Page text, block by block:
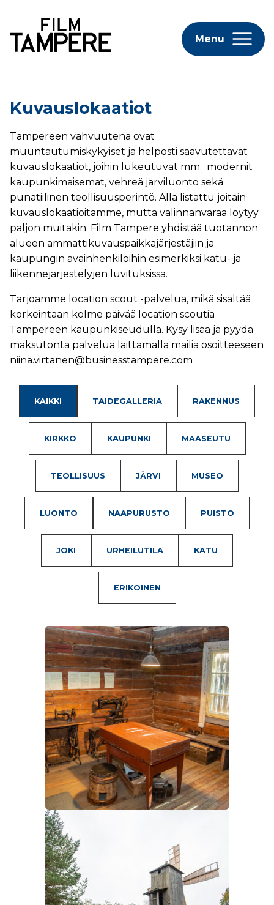
Menu
Kuvauslokaatiot
Tampereen vahvuutena ovat
muuntautumiskykyiset ja helposti saavutettavat
kuvauslokaatiot, joihin lukeutuvat mm. modernit
kaupunkimaisemat, vehreä järviluonto sekä
punatiilinen teollisuusperintö. Alla listattu joitain
kuvauslokaatioitamme, mutta valinnanvaraa löytyy
paljon muitakin. Film Tampere yhdistää tuotannon
alueen ammattikuvauspaikkajärjestäjiin ja
kaupungin avainhenkilöihin esimerkiksi katu- ja
liikennejärjestelyjen luvituksissa.
Tarjoamme location scout -palvelua, mikä sisältää
korkeintaan kolme päivää location scoutia
Tampereen kaupunkiseudulla. Kysy lisää ja pyydä
maksutonta palvelua laittamalla mailia osoitteeseen
niina.virtanen@businesstampere.com
KAIKKI TAIDEGALLERIA RAKENNUS
KIRKKO KAUPUNKI MAASEUTU
TEOLLISUUS JÄRVI MUSEO
LUONTO NAAPURUSTO PUISTO
JOKI URHEILUTILA KATU
ERIKOINEN